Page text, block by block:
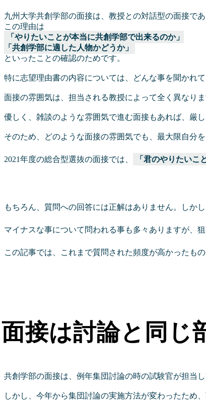
九州大学共創学部の面接は、教授との対話型の面接で
この理由は
「やりたいことが本当に共創学部で出来るのか」
「共創学部に適した人物かどうか」
といったことの確認のためです。
特に志望理由書の内容については、どんな事を聞かれ
面接の雰囲気は、担当される教授によって全く異なりま
優しく、雑談のような雰囲気で進む面接もあれば、厳
そのため、どのような面接の雰囲気でも、最大限自分
2021年度の総合型選抜の面接では、 「君のやりたいこ
もちろん、質問への回答には正解はありません。しかし
マイナスな事について問われる事も多々ありますが、
この記事では、これまで質問された頻度が高かったも
面接は討論と同じ
共創学部の面接は、例年集団討論の時の試験官が担当し
しかし、今年から集団討論の実施方法が変わったため